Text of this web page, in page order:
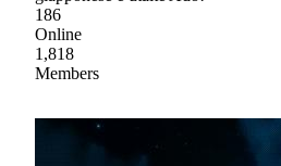
186
Online
1,818
Members